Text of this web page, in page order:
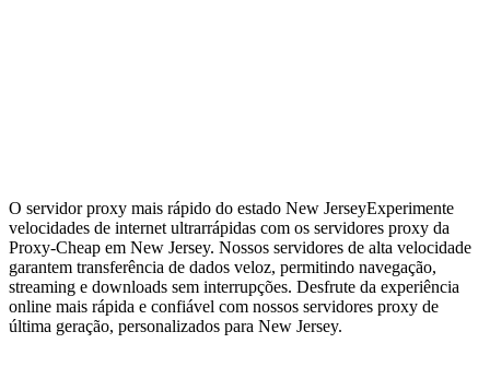
O servidor proxy mais rápido do estado New JerseyExperimente
velocidades de internet ultrarrápidas com os servidores proxy da
Proxy-Cheap em New Jersey. Nossos servidores de alta velocidade
garantem transferência de dados veloz, permitindo navegação,
streaming e downloads sem interrupções. Desfrute da experiência
online mais rápida e confiável com nossos servidores proxy de
última geração, personalizados para New Jersey.